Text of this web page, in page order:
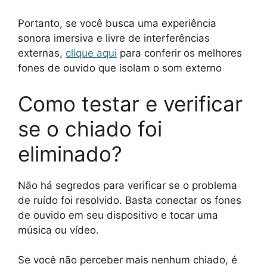
Portanto, se você busca uma experiência
sonora imersiva e livre de interferências
externas, clique aqui para conferir os melhores
fones de ouvido que isolam o som externo
Como testar e verificar
se o chiado foi
eliminado?
Não há segredos para verificar se o problema
de ruído foi resolvido. Basta conectar os fones
de ouvido em seu dispositivo e tocar uma
música ou vídeo.
Se você não perceber mais nenhum chiado, é